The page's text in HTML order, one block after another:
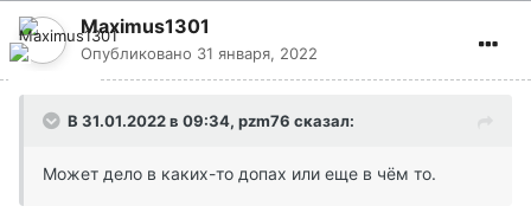
Maximus1301
Опубликовано 31 января, 2022
В 31.01.2022 в 09:34, pzm76 сказал:
Может дело в каких-то допах или еще в чём то.